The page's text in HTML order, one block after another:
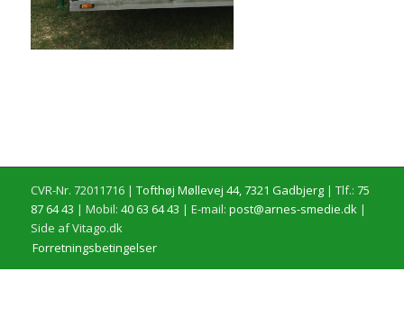
CVR-Nr. 72011716 | Tofthøj Møllevej 44, 7321 Gadbjerg| Tlf.: 75
87 64 43 | Mobil: 40 63 64 43 | E-mail: post@arnes-smedie.dk|
Side af Vitago.dk
Forretningsbetingelser